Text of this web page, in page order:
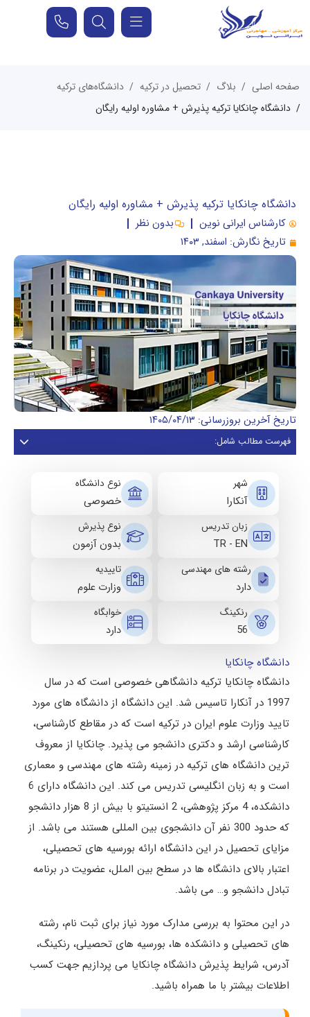
صفحه اصلی بلاگ تحصیل در ترکیه
دانشگاه‌های ترکیه
دانشگاه چانکایا ترکیه پذیرش + مشاوره اولیه رایگان
دانشگاه چانکایا ترکیه پذیرش + مشاوره اولیه رایگان
کارشناس ایرانی نوین
بدون نظر
تاریخ نگارش: اسفند, ۱۴۰۳
تاریخ آخرین بروزرسانی: ۱۴۰۵/۰۴/۱۳
فهرست مطالب شامل:
شهر
آنکارا
نوع دانشگاه
خصوصی
زبان تدریس
TR - EN
نوع پذیرش
بدون آزمون
رشته های مهندسی
دارد
تاییدیه
وزارت علوم
رنکینگ
56
خوابگاه
دارد
دانشگاه چانکایا
دانشگاه چانکایا ترکیه دانشگاهی خصوصی است که در سال
1997 در آنکارا تاسیس شد. این دانشگاه از دانشگاه های مورد
تایید وزارت علوم ایران در ترکیه است که در مقاطع کارشناسی،
کارشناسی ارشد و دکتری دانشجو می پذیرد. چانکایا از معروف
ترین دانشگاه های ترکیه در زمینه رشته های مهندسی و معماری
است و به زبان انگلیسی تدریس می کند. این دانشگاه دارای 6
دانشکده، 4 مرکز پژوهشی، 2 انستیتو با بیش از 8 هزار دانشجو
که حدود 300 نفر آن دانشجوی بین المللی هستند می باشد. از
مزایای تحصیل در این دانشگاه ارائه بورسیه های تحصیلی،
اعتبار بالای دانشگاه ها در سطح بین الملل، عضویت در برنامه
تبادل دانشجو و… می باشد.
در این محتوا به بررسی مدارک مورد نیاز برای ثبت نام، رشته
های تحصیلی و دانشکده ها، بورسیه های تحصیلی، رنکینگ،
آدرس، شرایط پذیرش دانشگاه چانکایا می پردازیم جهت کسب
اطلاعات بیشتر با ما همراه باشید.